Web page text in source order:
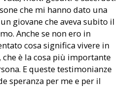
che mi hanno dato una
giovane che aveva subito il
Anche se non ero in
cosa significa vivere in
che è la cosa più importante
E queste testimonianze
speranza per me e per il